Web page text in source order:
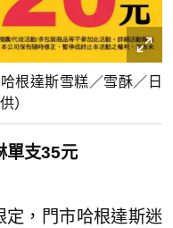
根達斯雪糕／雪酥／日
）
單支35元
，門市哈根達斯迷